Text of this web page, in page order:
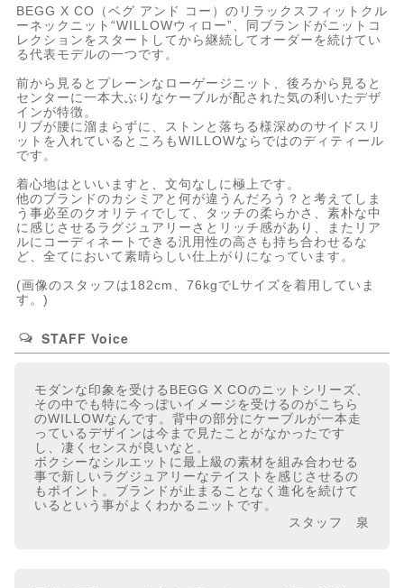
BEGG X CO（ベグ アンド コー）のリラックスフィットクル
ーネックニット“WILLOWウィロー”、同ブランドがニットコ
レクションをスタートしてから継続してオーダーを続けてい
る代表モデルの一つです。
前から見るとプレーンなローゲージニット、後ろから見ると
センターに一本大ぶりなケーブルが配された気の利いたデザ
インが特徴。
リブが腰に溜まらずに、ストンと落ちる様深めのサイドスリ
ットを入れているところもWILLOWならではのディティール
です。
着心地はといいますと、文句なしに極上です。
他のブランドのカシミアと何が違うんだろう？と考えてしま
う事必至のクオリティでして、タッチの柔らかさ、素朴な中
に感じさせるラグジュアリーさとリッチ感があり、またリア
ルにコーディネートできる汎用性の高さも持ち合わせるな
ど、全てにおいて素晴らしい仕上がりになっています。
(画像のスタッフは182cm、76kgでLサイズを着用していま
す。)
STAFF Voice
モダンな印象を受けるBEGG X COのニットシリーズ、
その中でも特に今っぽいイメージを受けるのがこちら
のWILLOWなんです。背中の部分にケーブルが一本走
っているデザインは今まで見たことがなかったです
し、凄くセンスが良いなと。
ボクシーなシルエットに最上級の素材を組み合わせる
事で新しいラグジュアリーなテイストを感じさせるの
もポイント。ブランドが止まることなく進化を続けて
いるという事がよくわかるニットです。
スタッフ 泉